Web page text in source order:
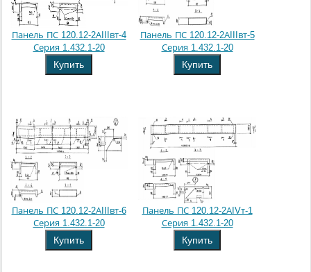
Панель ПС 120.12-2АIIIвт-4
Серия 1.432.1-20
Купить
Панель ПС 120.12-2АIIIвт-5
Серия 1.432.1-20
Купить
Панель ПС 120.12-2АIIIвт-6
Серия 1.432.1-20
Купить
Панель ПС 120.12-2АIVт-1
Серия 1.432.1-20
Купить